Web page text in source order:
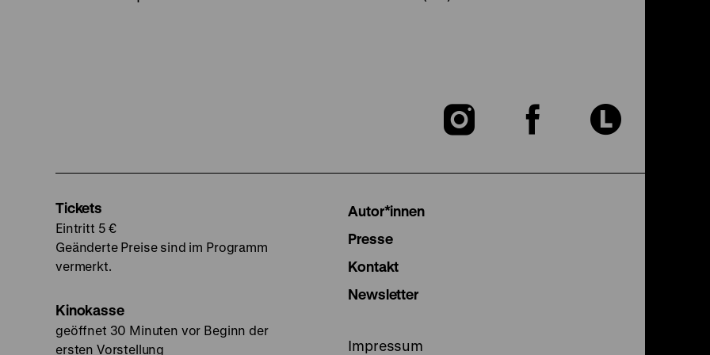
Zu
Zu
Zu
Tickets
Eintritt 5 €
Geänderte Preise sind im Programm
vermerkt.
Kinokasse
geöffnet 30 Minuten vor Beginn der
ersten Vorstellung
Autor*innen
Presse
Kontakt
Newsletter
Impressum